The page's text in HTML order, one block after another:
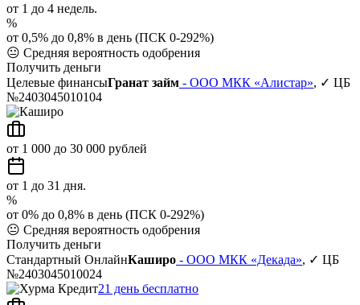
от 1 до 4 недель.
%
от 0,5% до 0,8% в день (ПСК 0-292%)
😐 Средняя вероятность одобрения
Получить деньги
Целевые финансыГранат займ - ООО МКК «Алистар», ✓ ЦБ
№2403045010104
от 1 000 до 30 000 рублей
от 1 до 31 дня.
%
от 0% до 0,8% в день (ПСК 0-292%)
😐 Средняя вероятность одобрения
Получить деньги
Стандартный ОнлайнКаширо - ООО МКК «Декада», ✓ ЦБ
№2403045010024
21 день бесплатно